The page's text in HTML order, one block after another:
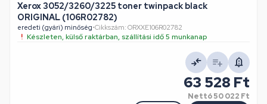
Xerox 3052/3260/3225 toner twinpack black
ORIGINAL (106R02782)
eredeti (gyári) minőség•Cikkszám: ORXXE106R02782
Készleten, külső raktárban, szállítási idő 5 munkanap
63 528 Ft
Nettó50 022 Ft